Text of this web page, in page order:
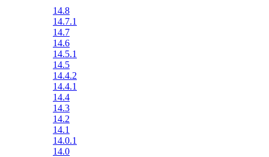
14.8
14.7.1
14.7
14.6
14.5.1
14.5
14.4.2
14.4.1
14.4
14.3
14.2
14.1
14.0.1
14.0